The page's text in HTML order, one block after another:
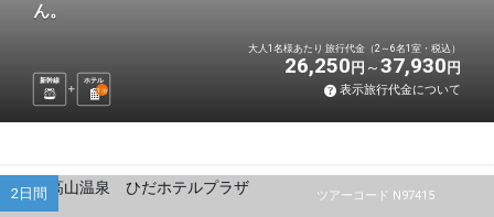
ん。
新幹線
ホテル
1 泊
大人1名様あたり 旅行代金（2～6名1室・税込）
26,250 円 37,930 円
表示旅行代金について
ツアーコード N97415
2日間